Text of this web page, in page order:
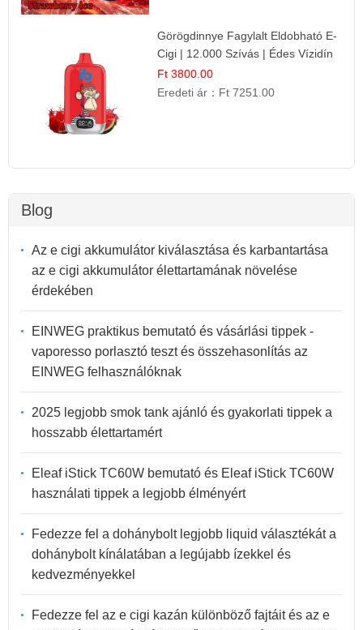
Görögdinnye Fagylalt Eldobható E-
Cigi | 12.000 Szívás | Édes Vízidín
Íz
Ft 3800.00
Eredeti ár： Ft 7251.00
Blog
Az e cigi akkumulátor kiválasztása és karbantartása
az e cigi akkumulátor élettartamának növelése
érdekében
EINWEG praktikus bemutató és vásárlási tippek -
vaporesso porlasztó teszt és összehasonlítás az
EINWEG felhasználóknak
2025 legjobb smok tank ajánló és gyakorlati tippek a
hosszabb élettartamért
Eleaf iStick TC60W bemutató és Eleaf iStick TC60W
használati tippek a legjobb élményért
Fedezze fel a dohánybolt legjobb liquid választékát a
dohánybolt kínálatában a legújabb ízekkel és
kedvezményekkel
Fedezze fel az e cigi kazán különböző fajtáit és az e